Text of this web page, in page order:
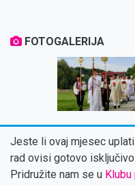
FOTOGALERIJA
Jeste li ovaj mjesec
rad ovisi gotovo
Pridružite nam se u